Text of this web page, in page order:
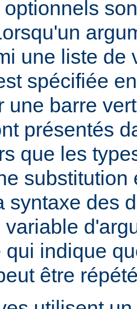
une liste de
spécifiée
une barre
présentés
que les
substitution
syntaxe des
variable
qui indique
être